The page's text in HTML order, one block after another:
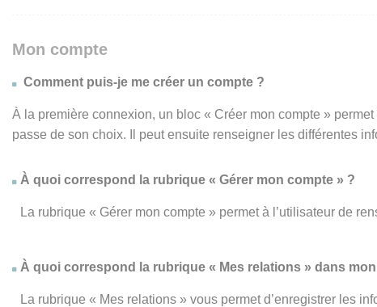
Mon compte
Comment puis-je me créer un compte ?
À la première connexion, un bloc « Créer mon compte »
passe de son choix. Il peut ensuite renseigner les différentes
À quoi correspond la rubrique « Gérer mon compte » ?
La rubrique « Gérer mon compte » permet à l’utilisateur de
À quoi correspond la rubrique « Mes relations » dans
La rubrique « Mes relations » vous permet d’enregistrer les